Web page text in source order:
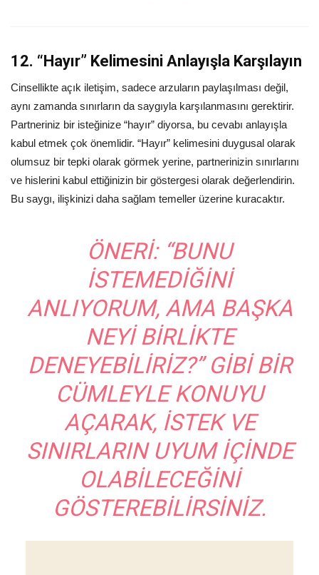
12. “Hayır” Kelimesini Anlayışla Karşılayın
Cinsellikte açık iletişim, sadece arzuların paylaşılması değil,
aynı zamanda sınırların da saygıyla karşılanmasını gerektirir.
Partneriniz bir isteğinize “hayır” diyorsa, bu cevabı anlayışla
kabul etmek çok önemlidir. “Hayır” kelimesini duygusal olarak
olumsuz bir tepki olarak görmek yerine, partnerinizin sınırlarını
ve hislerini kabul ettiğinizin bir göstergesi olarak değerlendirin.
Bu saygı, ilişkinizi daha sağlam temeller üzerine kuracaktır.
ÖNERI:“BUNU
ISTEMEDIĞINI
ANLIYORUM, AMA BAŞKA
NEYI BIRLIKTE
DENEYEBILIRIZ?” GIBI BIR
CÜMLEYLE KONUYU
AÇARAK, ISTEK VE
SINIRLARIN UYUM IÇINDE
OLABILECEĞINI
GÖSTEREBILIRSINIZ.